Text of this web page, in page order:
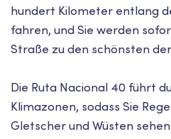
hundert Kilometer entlang
fahren, und Sie werden
Straße zu den schönsten
Die Ruta Nacional 40 führt
Klimazonen, sodass Sie
Gletscher und Wüsten